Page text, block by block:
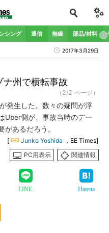
シング 通信 無線 部品/材料
2017年3月29日
州で横転事故
（2/2 ページ）
発生した。数々の疑問が浮
Uber側が、事故当時のデー
があるだろう。
[ Junko Yoshida ，EE Times]
PC用表示
関連情報
LINE Hatena